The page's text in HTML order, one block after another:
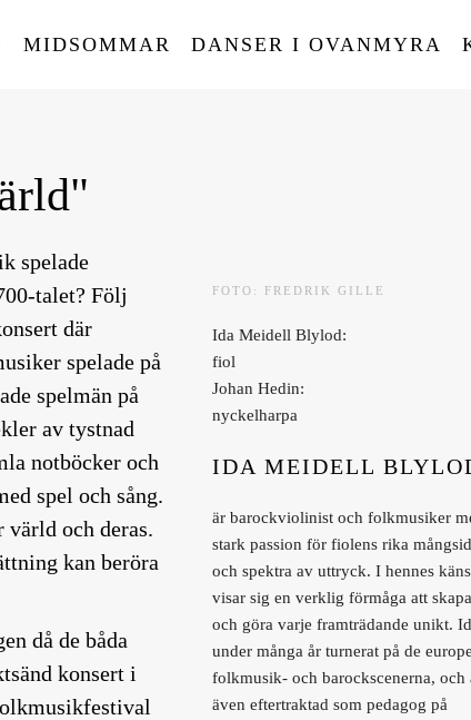
MIDSOMMAR DANSER I OVANMYRA
spelade
talet? Följ
där
spelade på
spelmän på
av tystnad
notböcker och
spel och sång.
och deras.
kan beröra
då de båda
konsert i
FOTO: FREDRIK GILLE
Ida Meidell Blylod:
fiol
Johan Hedin:
nyckelharpa
IDA MEIDELL
är barockviolinist och folkmusiker
stark passion för fiolens rika
och spektra av uttryck. I hennes
visar sig en verklig förmåga att
och göra varje framträdande unikt.
under många år turnerat på de
folkmusik- och barockscenerna, och
även eftertraktad som pedagog på